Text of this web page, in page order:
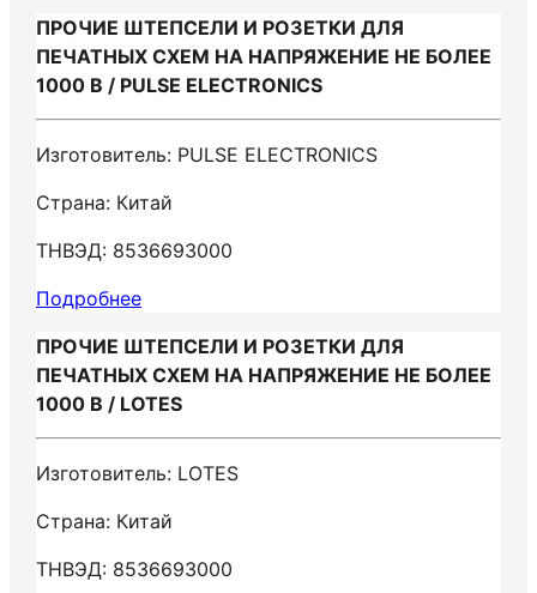
ПРОЧИЕ ШТЕПСЕЛИ И РОЗЕТКИ ДЛЯ
ПЕЧАТНЫХ СХЕМ НА НАПРЯЖЕНИЕ НЕ БОЛЕЕ
1000 В / PULSE ELECTRONICS
Изготовитель: PULSE ELECTRONICS
Страна: Китай
ТНВЭД: 8536693000
Подробнее
ПРОЧИЕ ШТЕПСЕЛИ И РОЗЕТКИ ДЛЯ
ПЕЧАТНЫХ СХЕМ НА НАПРЯЖЕНИЕ НЕ БОЛЕЕ
1000 В / LOTES
Изготовитель: LOTES
Страна: Китай
ТНВЭД: 8536693000